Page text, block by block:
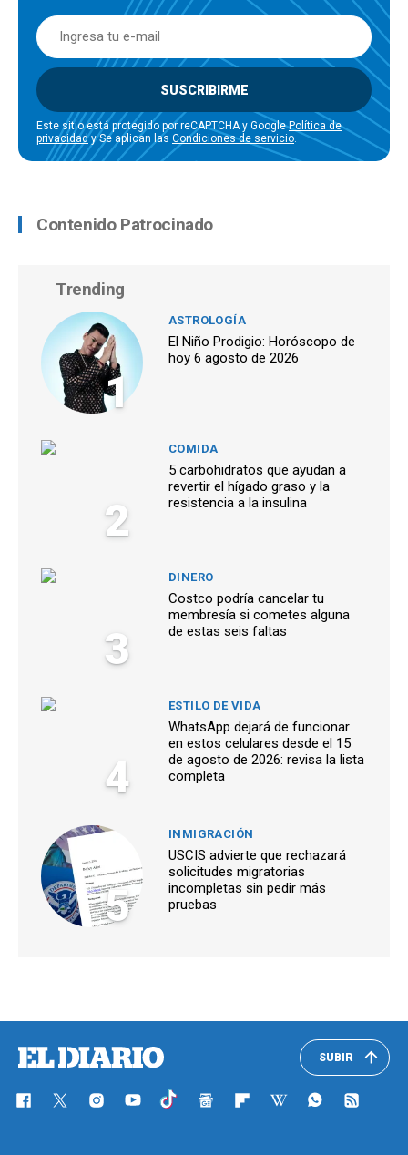
SUSCRIBIRME
Este sitio está protegido por reCAPTCHA y GooglePolítica de
privacidady Se aplican las Condiciones de servicio.
Contenido Patrocinado
Trending
1
ASTROLOGÍA
El Niño Prodigio: Horóscopo de
hoy 6 agosto de 2026
2
COMIDA
5 carbohidratos que ayudan a
revertir el hígado graso y la
resistencia a la insulina
3
DINERO
Costco podría cancelar tu
membresía si cometes alguna
de estas seis faltas
4
ESTILO DE VIDA
WhatsApp dejará de funcionar
en estos celulares desde el 15
de agosto de 2026: revisa la lista
completa
5
INMIGRACIÓN
USCIS advierte que rechazará
solicitudes migratorias
incompletas sin pedir más
pruebas
SUBIR